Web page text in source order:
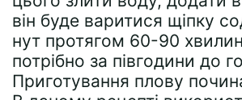
він буде варитися щіпку
нут протягом 60-90
потрібно за півгодини до
Приготування плову